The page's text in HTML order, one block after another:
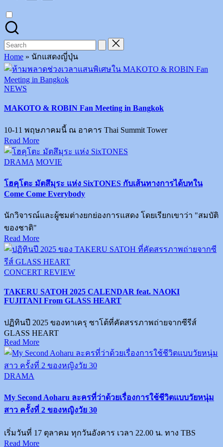
Search
for:
Home » นักแสดงญี่ปุ่น
Posted
NEWS
MAKOTO & ROBIN Fan Meeting in Bangkok
10-11 พฤษภาคมนี้ ณ อาคาร Thai Summit Tower
Read More
Posted
DRAMA MOVIE
โฮคุโตะ มัตสึมุระ แห่ง SixTONES กับเส้นทางการได้บทใน
Come Come Everybody
นักวิจารณ์และผู้ชมต่างยกย่องการแสดง โดยเรียกเขาว่า "สมบัติ
ของชาติ"
Read More
Posted
CONCERT REVIEW
TAKERU SATOH 2025 CALENDAR feat. NAOKI
FUJITANI From GLASS HEART
ปฏิทินปี 2025 ของทาเครุ ซาโต้ที่คัดสรรภาพถ่ายจากซีรีส์
GLASS HEART
Read More
Posted
DRAMA
My Second Aoharu ละครที่ว่าด้วยเรื่องการใช้ชีวิตแบบวัยหนุ่ม
สาว ครั้งที่ 2 ของหญิงวัย 30
เริ่มวันที่ 17 ตุลาคม ทุกวันอังคาร เวลา 22.00 น. ทาง TBS
Read More